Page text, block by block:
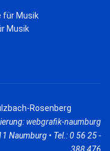
Musik
Rosenberg
webgrafik-naumburg
Naumburg • Tel.: 0 56 25 -